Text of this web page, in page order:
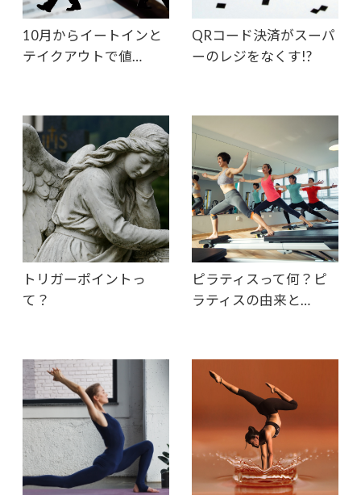
10月からイートインと
テイクアウトで値…
QRコード決済がスーパ
ーのレジをなくす!?
トリガーポイントっ
て？
ピラティスって何？ピ
ラティスの由来と…